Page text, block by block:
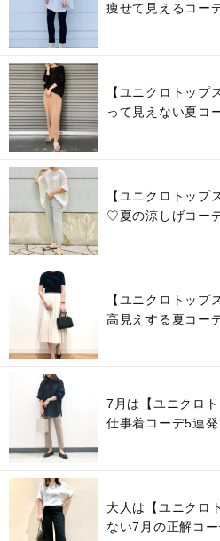
痩せて見えるコー
【ユニクロトッ
って見えない夏コ
【ユニクロトップ
♡夏の涼しげコー
【ユニクロトッ
高見えする夏コー
7月は【ユニクロ
仕事着コーデ5連発
大人は【ユニクロ
ない7月の正解コ